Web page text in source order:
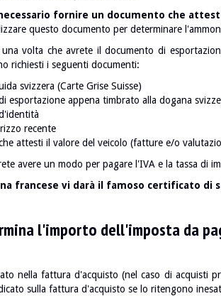
fornire un documento che
questo documento per determinare
volta che avrete il documento di
richiesti i seguenti documenti:
svizzera (Carte Grise Suisse)
esportazione appena timbrato alla dogana
recente
attesti il valore del veicolo (fatture e/o
avere un modo per pagare l'IVA e la tassa di
francese vi darà il famoso certificato di
l'importo dell'imposta da
nella fattura d'acquisto (nel caso di acquisti
sulla fattura d'acquisto se lo ritengono